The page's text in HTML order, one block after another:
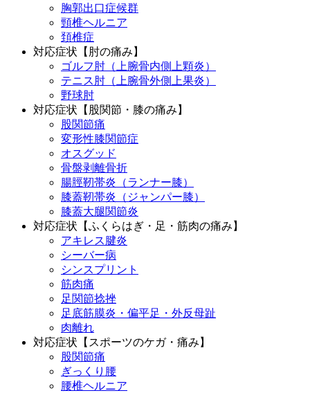
胸郭出口症候群
頸椎ヘルニア
頚椎症
対応症状【肘の痛み】
ゴルフ肘（上腕骨内側上顆炎）
テニス肘（上腕骨外側上果炎）
野球肘
対応症状【股関節・膝の痛み】
股関節痛
変形性膝関節症
オスグッド
骨盤剥離骨折
腸脛靭帯炎（ランナー膝）
膝蓋靭帯炎（ジャンパー膝）
膝蓋大腿関節炎
対応症状【ふくらはぎ・足・筋肉の痛み】
アキレス腱炎
シーバー病
シンスプリント
筋肉痛
足関節捻挫
足底筋膜炎・偏平足・外反母趾
肉離れ
対応症状【スポーツのケガ・痛み】
股関節痛
ぎっくり腰
腰椎ヘルニア